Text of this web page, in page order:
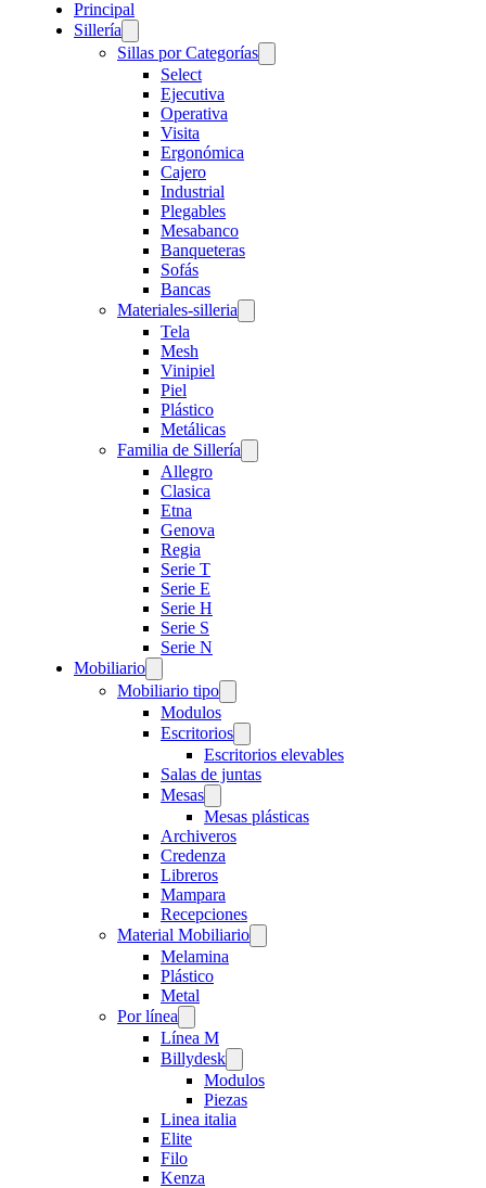
Principal
Sillería
Sillas por Categorías
Select
Ejecutiva
Operativa
Visita
Ergonómica
Cajero
Industrial
Plegables
Mesabanco
Banqueteras
Sofás
Bancas
Materiales-silleria
Tela
Mesh
Vinipiel
Piel
Plástico
Metálicas
Familia de Sillería
Allegro
Clasica
Etna
Genova
Regia
Serie T
Serie E
Serie H
Serie S
Serie N
Mobiliario
Mobiliario tipo
Modulos
Escritorios
Escritorios elevables
Salas de juntas
Mesas
Mesas plásticas
Archiveros
Credenza
Libreros
Mampara
Recepciones
Material Mobiliario
Melamina
Plástico
Metal
Por línea
Línea M
Billydesk
Modulos
Piezas
Linea italia
Elite
Filo
Kenza